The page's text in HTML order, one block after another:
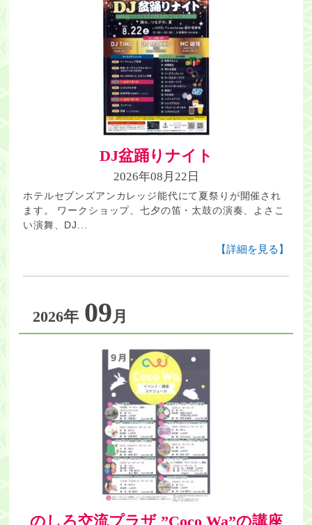
DJ盆踊りナイト
2026年08月22日
ホテルセブンズアンカレッジ能代にて夏祭りが開催され
ます。 ワークショップ、七夕の笛・太鼓の演奏、よさこ
い演舞、DJ...
【詳細を見る】
2026年 09月
のしろ交流プラザ ”Coco Wa”の講座